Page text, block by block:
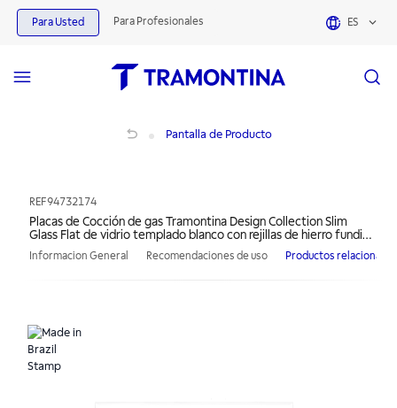
Para Usted Para Profesionales ES
Pantalla de Producto
REF94732174
Placas de Cocción de gas Tramontina Design Collection Slim
Glass Flat de vidrio templado blanco con rejillas de hierro fundido
y encendido automático
Informacion General Recomendaciones de uso Productos